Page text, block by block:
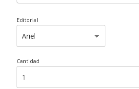
Editorial
Cantidad